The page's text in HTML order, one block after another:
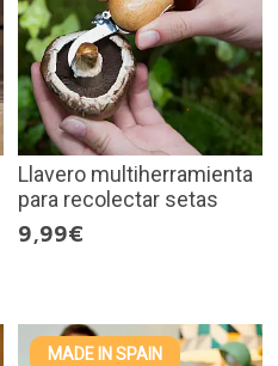
Llavero multiherramienta
para recolectar setas
9,99€
MADE IN SPAIN